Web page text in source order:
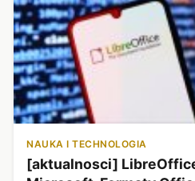
NAUKA I TECHNOLOGIA
[aktualnosci]